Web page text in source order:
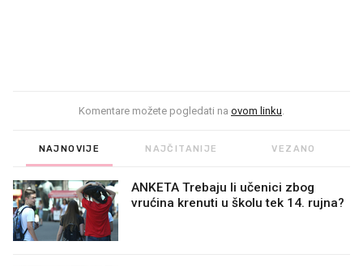
Komentare možete pogledati na ovom linku.
NAJNOVIJE NAJČITANIJE VEZANO
ANKETA Trebaju li učenici zbog
vrućina krenuti u školu tek 14. rujna?